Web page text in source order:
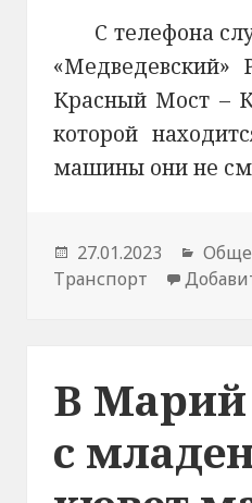
С телефона
«Медведевский»
Красный Мост –
которой
машины они не
Опубликовано
27.01.2023
Транспорт
В Марий
с